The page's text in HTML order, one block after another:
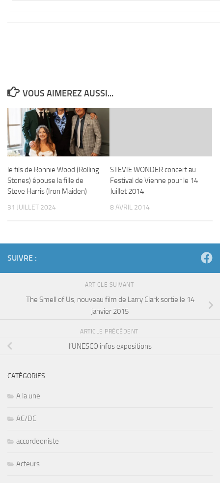
VOUS AIMEREZ AUSSI...
le fils de Ronnie Wood (Rolling
Stones) épouse la fille de
Steve Harris (Iron Maiden)
31 JUILLET 2024
STEVIE WONDER concert au
Festival de Vienne pour le 14
Juillet 2014
8 AVRIL 2014
SUIVRE :
ARTICLE SUIVANT
The Smell of Us, nouveau film de Larry Clark sortie le 14
janvier 2015
ARTICLE PRÉCÉDENT
l’UNESCO infos expositions
CATÉGORIES
A la une
AC/DC
accordeoniste
Acteurs